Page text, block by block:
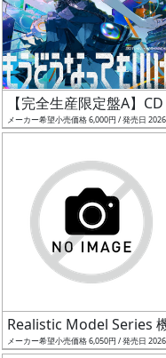
割
【完全生産限定盤A】
メーカー希望小売価格 6,000円 / 発売日
Realistic Model Series
メーカー希望小売価格 6,050円 / 発売日